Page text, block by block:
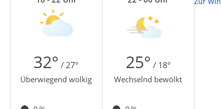
32° / 27° 25° / 18°
Überwiegend wolkig Wechselnd bewölkt